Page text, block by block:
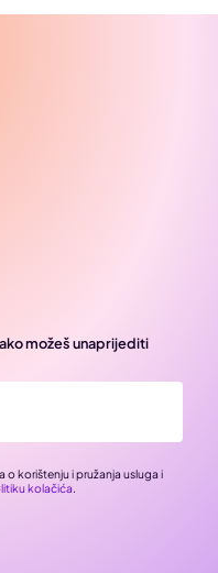
možeš unaprijediti
o korištenju i pružanja usluga i
kolačića.